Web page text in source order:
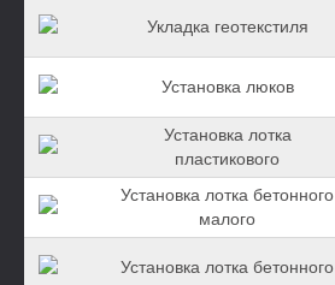
Укладка геотекстиля
Установка люков
Установка лотка
пластикового
Установка лотка бетонного
малого
Установка лотка бетонного